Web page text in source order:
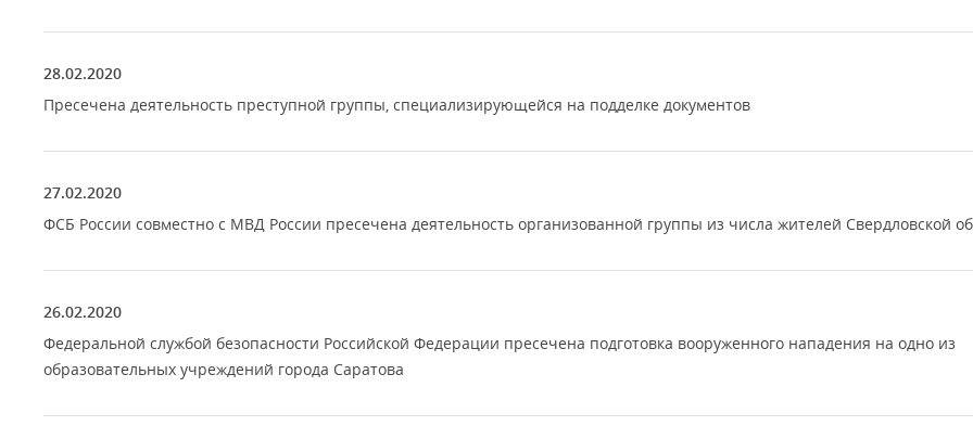
28.02.2020
Пресечена деятельность преступной группы, специализирующейся на подделке документов
27.02.2020
ФСБ России совместно с МВД России пресечена деятельность организованной группы из числа жителей Свердловской
26.02.2020
Федеральной службой безопасности Российской Федерации пресечена подготовка вооруженного нападения на одно из
образовательных учреждений города Саратова